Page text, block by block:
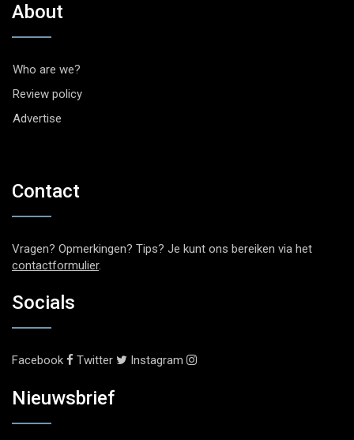
About
Who are we?
Review policy
Advertise
Contact
Vragen? Opmerkingen? Tips? Je kunt ons bereiken via het
contactformulier.
Socials
Facebook Twitter Instagram
Nieuwsbrief